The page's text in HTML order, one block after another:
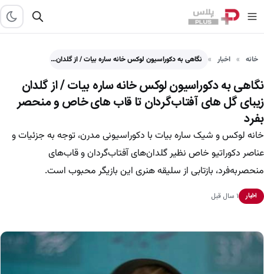
خانه اخبار نگاهی به دکوراسیون لوکس خانه ساره بیات / از گلدان…
نگاهی به دکوراسیون لوکس خانه ساره بیات / از گلدان
زیبای گل های آفتاب‌گردان تا قاب های خاص و منحصر
بفرد
خانه لوکس و شیک ساره بیات با دکوراسیونی مدرن، توجه به جزئیات و
عناصر دکوراتیو خاص نظیر گلدان‌های آفتاب‌گردان و قاب‌های
منحصربه‌فرد، بازتابی از سلیقه هنری این بازیگر محبوب است.
اخبار ۱ سال قبل